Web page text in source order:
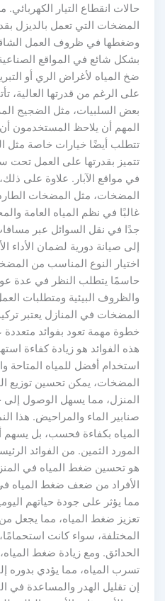
حالات انقطاع التيار الكهربائي.
المضخات التي تعمل بالديزل
وضغطها في ظروف العمل
بشكل شائع في المواقع
ضخ المياه لأغراض الري أو
على الرغم من قدرتها العالية،
بعض السلبيات، مثل الضجيج
المهم أن يلاحظ المستخدمون
تتطلب أيضًا خيارات خاصة مثل
تتميز بقدرتها على العمل تحت
في مواقع الآبار. علاوة على
المضخات، مثل المضخات
غالبًا في نظم المياه العامة
جدًا في نقل السوائل عبر
إلى صيانة دورية لضمان الأداء
اختيار النوع المناسب من
حاسمًا يتطلب النظر في عدة
والظروف البيئية ومتطلبات
المضخات في المنازل يعتبر
خطوة مهمة تعود بفوائد
هذه الفوائد هو زيادة كفاءة
استخدام أفضل للمياه المتاحة
المضخات، يمكن تحسين توزيع
المنزل، مما يسهل الوصول إلى
صنابير الماء والمراحيض. هذا
المياه بكفاءة فحسب، بل
المورد الثمين. من الفوائد
هو تحسين ضغط المياه في
الأفراد من ضعف ضغط المياه في
مما يؤثر على جودة حياتهم
تعزيز ضغط المياه، مما يجعل
المختلفة، سواء كانت
الحدائق. ومع زيادة ضغط
تسرب المياه، مما يؤدي بدوره
إن تقليل الهدر والمساعدة في